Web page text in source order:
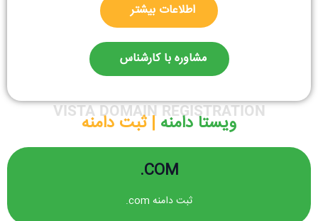
اطلاعات بیشتر
مشاوره با کارشناس
VISTA DOMAIN REGISTRATION
ویستا دامنه ‌| ثبت دامنه
COM.
ثبت دامنه com.
COM.
<>